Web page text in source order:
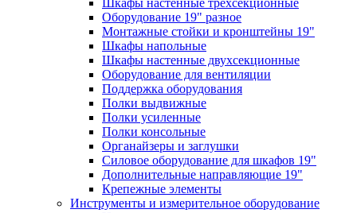
Шкафы настенные трехсекционные
Оборудование 19" разное
Монтажные стойки и кронштейны 19"
Шкафы напольные
Шкафы настенные двухсекционные
Оборудование для вентиляции
Поддержка оборудования
Полки выдвижные
Полки усиленные
Полки консольные
Органайзеры и заглушки
Силовое оборудование для шкафов 19"
Дополнительные направляющие 19"
Крепежные элементы
Инструменты и измерительное оборудование